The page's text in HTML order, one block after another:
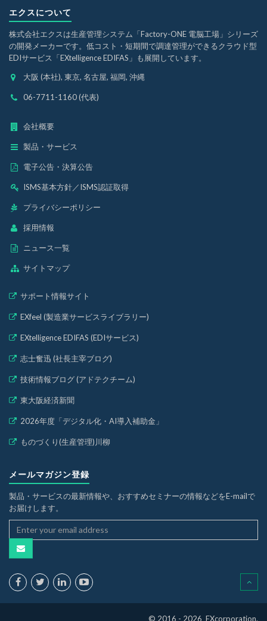
エクスについて
株式会社エクスは生産管理システム「Factory-ONE 電脳工場」シリーズ
の開発メーカーです。低コスト・短期間で調達管理ができるクラウド型
EDIサービス「EXtelligence EDIFAS」も展開しています。
大阪 (本社), 東京, 名古屋, 福岡, 沖縄
06-7711-1160 (代表)
会社概要
製品・サービス
電子公告・決算公告
ISMS基本方針／ISMS認証取得
プライバシーポリシー
採用情報
ニュース一覧
サイトマップ
サポート情報サイト
EXfeel (製造業サービスライブラリー)
EXtelligence EDIFAS (EDIサービス)
志士奮迅 (社長主宰ブログ)
技術情報ブログ (アドテクチーム)
東大阪経済新聞
2026年度「デジタル化・AI導入補助金」
ものづくり(生産管理)川柳
メールマガジン登録
製品・サービスの最新情報や、おすすめセミナーの情報などをE-mailで
お届けします。
© 2016 - 2026 EXcorporation.